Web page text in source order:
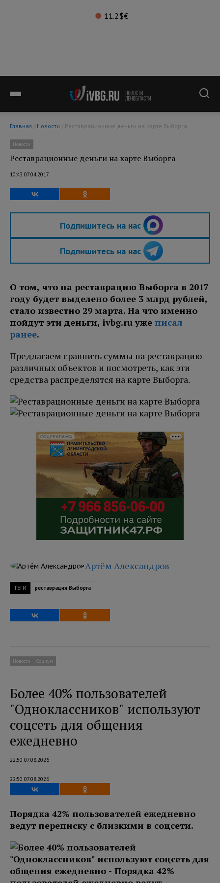
11.2°$€
Главная / Новости / Реставрационные деньги на карте Выборга
Новости
Реставрационные деньги на карте Выборга
10:43 07.04.2017
Подпишитесь на нас
Подпишитесь на нас
О том, что на реставрацию Выборга в 2017
году будет выделено более 3 млрд рублей,
стало известно 29 марта. На что именно
пойдут эти деньги, ivbg.ru уже писал
ранее.
Предлагаем сравнить суммы на реставрацию
различных объектов и посмотреть, как эти
средства распределятся на карте Выборга.
СОЦРЕКЛАМА
Артём Александров
ТЕГИ реставрация Выборга
Новости Социум
Более 40% пользователей
"Одноклассников" используют
соцсеть для общения
ежедневно
22:50 07.08.2026
22:50 07.08.2026
Порядка 42% пользователей ежедневно
ведут переписку с близкими в соцсети.